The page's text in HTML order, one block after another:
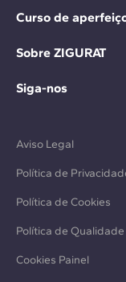
Curso de
Sobre ZIGURAT
Siga-nos
Aviso Legal
Política de
Política de Cookies
Política de Qualidade
Cookies Painel